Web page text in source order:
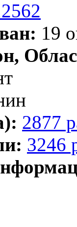
19
2877
3246